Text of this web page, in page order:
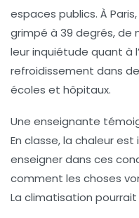
espaces publics. À
grimpé à 39 degrés, de
leur inquiétude quant à
refroidissement dans
écoles et hôpitaux.
Une enseignante
En classe, la chaleur
enseigner dans ces
comment les choses
La climatisation